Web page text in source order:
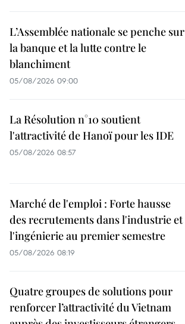
L’Assemblée nationale se penche sur
la banque et la lutte contre le
blanchiment
05/08/2026 09:00
La Résolution n°10 soutient
l'attractivité de Hanoï pour les IDE
05/08/2026 08:57
Marché de l'emploi : Forte hausse
des recrutements dans l'industrie et
l'ingénierie au premier semestre
05/08/2026 08:19
Quatre groupes de solutions pour
renforcer l’attractivité du Vietnam